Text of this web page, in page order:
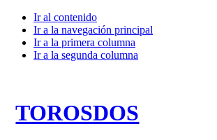
Ir al contenido
Ir a la navegación principal
Ir a la primera columna
Ir a la segunda columna
TOROSDOS